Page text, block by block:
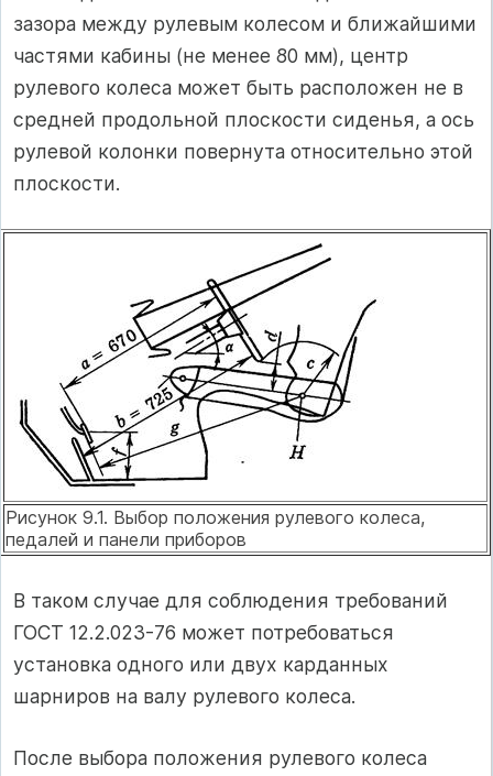
зазора между ру­левым колесом и ближайшими
частя­ми кабины (не менее 80 мм), центр
рулевого колеса может быть располо­жен не в
средней продольной плоско­сти сиденья, а ось
рулевой колонки по­вернута относительно этой
плоскости.
Рисунок 9.1. Выбор положения рулевого колеса,
педалей и панели приборов
В таком случае для соблюдения требо­ваний
ГОСТ 12.2.023-76 может потре­боваться
установка одного или двух карданных
шарниров на валу рулевого колеса.
После выбора положения рулевого колеса